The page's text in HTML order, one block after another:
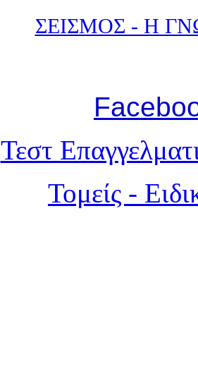
ΣΕΙΣΜΟΣ - Η
Τεστ
Τομείς -